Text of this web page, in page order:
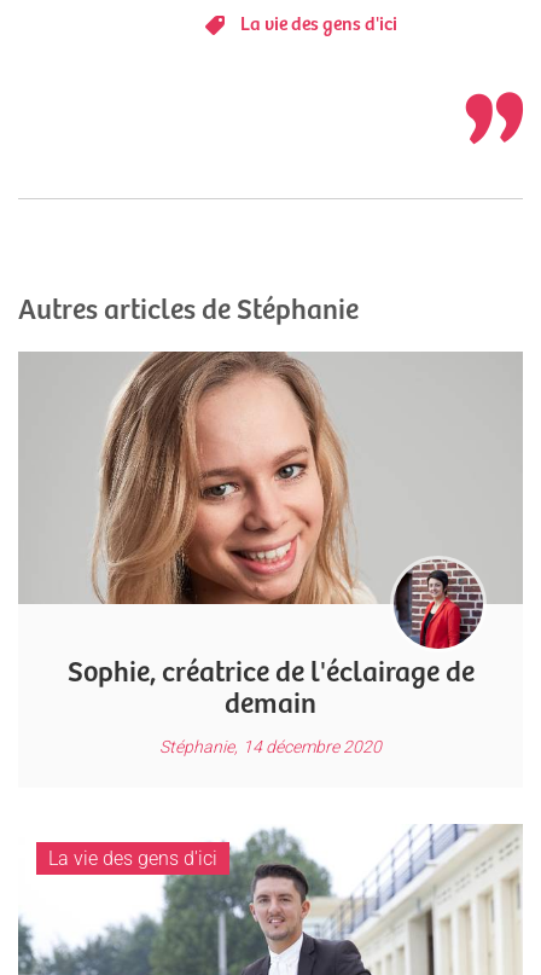
La vie des gens d'ici
Autres articles de Stéphanie
Stéphanie, 14 décembre 2020
Sophie, créatrice de l'éclairage de
demain
La vie des gens d'ici